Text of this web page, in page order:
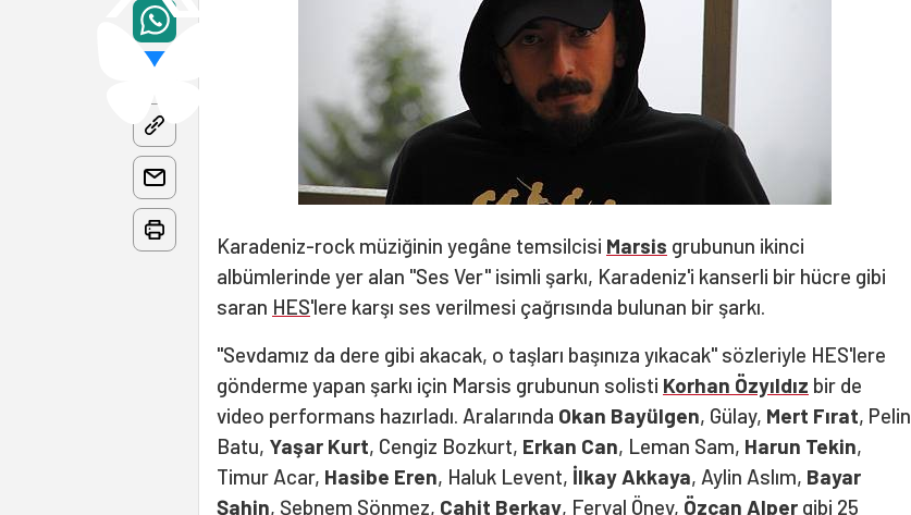
Karadeniz-rock müziğinin yegâne temsilcisi Marsis grubunun ikinci
albümlerinde yer alan "Ses Ver" isimli şarkı, Karadeniz'i kanserli bir hücre gibi
saran HES'lere karşı ses verilmesi çağrısında bulunan bir şarkı.
"Sevdamız da dere gibi akacak, o taşları başınıza yıkacak" sözleriyle HES'lere
gönderme yapan şarkı için Marsis grubunun solisti Korhan Özyıldız bir de
video performans hazırladı. Aralarında Okan Bayülgen, Gülay, Mert Fırat, Pelin
Batu, Yaşar Kurt, Cengiz Bozkurt, Erkan Can, Leman Sam, Harun Tekin,
Timur Acar, Hasibe Eren, Haluk Levent, İlkay Akkaya, Aylin Aslım, Bayar
Şahin, Şebnem Sönmez, Cahit Berkay, Feryal Öney, Özcan Alper gibi 25